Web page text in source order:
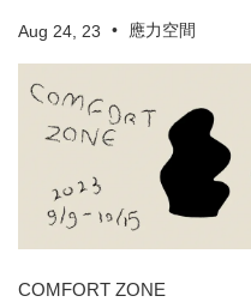
Aug 24, 23 • 應力空間
COMFORT ZONE